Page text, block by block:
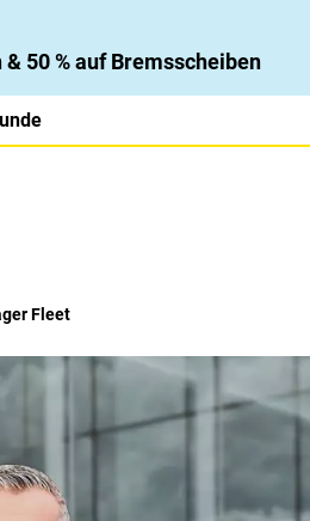
50 % auf Bremsscheiben
Fleet